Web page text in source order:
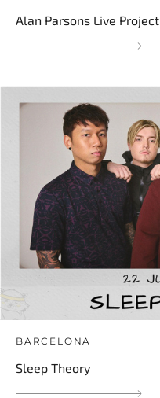
Alan Parsons Live Project
BARCELONA
Sleep Theory